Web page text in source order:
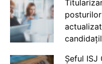
Șeful ISJ